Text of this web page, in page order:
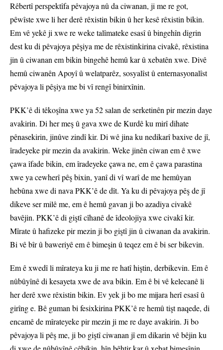
Rêbertî perspektîfa pêvajoya nû da ciwanan, ji me re got,
pêwîste xwe li her derê rêxistin bikin û her kesê rêxistin bikin.
Em vê yekê ji xwe re weke talîmateke esasî û bingehîn digrin
dest ku di pêvajoya pêşiya me de rêxistinkirina civakê, rêxistina
jin û ciwanan em bikin bingehê hemû kar û xebatên xwe. Divê
hemû ciwanên Apoyî û welatparêz, sosyalîst û enternasyonalîst
pêvajoya li pêşiya me bi vî rengî binirxînin.
PKK’ê di têkoşîna xwe ya 52 salan de serketinên pir mezin daye
avakirin. Di her meş û gava xwe de Kurdê ku mirî dihate
pênasekirin, jinûve zindî kir. Di wê jina ku nedikarî baxive de jî,
îradeyeke pir mezin da avakirin. Weke jinên ciwan em ê xwe
çawa îfade bikin, em îradeyeke çawa ne, em ê çawa parastina
xwe ya cewherî pêş bixin, yanî di vî warî de me hemûyan
hebûna xwe di nava PKK’ê de dît. Ya ku di pêvajoya pêş de jî
dikeve ser milê me, em ê hemû gavan ji bo azadiya civakê
bavêjin. PKK’ê di giştî cîhanê de îdeolojiya xwe civakî kir.
Mîrate û hafizeke pir mezin ji bo giştî jin û ciwanan da avakirin.
Bi vê bîr û baweriyê em ê bimeşin û teqez em ê bi ser bikevin.
Em ê xwedî li mîrateya ku ji me re hatî hiştin, derbikevin. Em ê
nûbûyînê di kesayeta xwe de ava bikin. Em ê bi vê kelecanê li
her derê xwe rêxistin bikin. Ev yek ji bo me mijara herî esasî û
girîng e. Bê guman bi fesixkirina PKK’ê re hemû tişt naqede, di
encamê de mîrateyeke pir mezin ji me re daye avakirin. Ji bo
pêvajoya li pêş me, ji bo giştî ciwanan jî em dikarin vê bêjin ku